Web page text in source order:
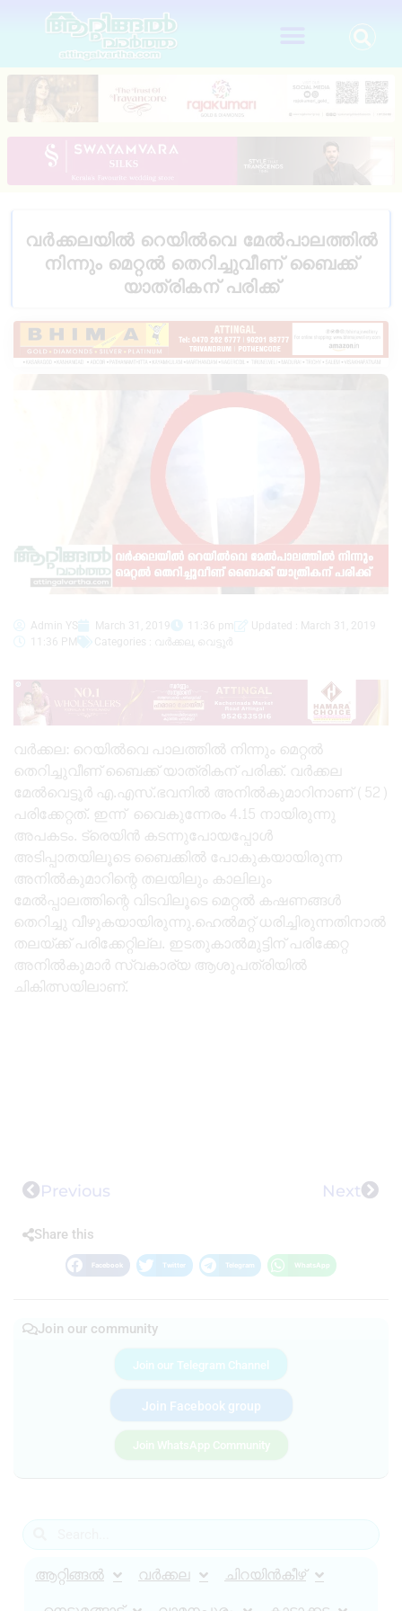
വർക്കലയിൽ റെയിൽവെ മേൽപാലത്തിൽ
നിന്നും മെറ്റൽ തെറിച്ചുവീണ് ബൈക്ക്
യാത്രികന് പരിക്ക്
Admin YS March 31, 2019 11:36 pm
Updated : March 31, 2019
11:36 PM
Categories : വർക്കല വെട്ടൂർ
വർക്കല: റെയിൽവെ പാലത്തിൽ നിന്നും മെറ്റൽ
തെറിച്ചുവീണ് ബൈക്ക് യാത്രികന് പരിക്ക്. വർക്കല
മേൽവെട്ടൂർ എ.എസ്.ഭവനിൽ അനിൽകുമാറിനാണ് (52)
പരിക്കേറ്റത്. ഇന്ന് വൈകുന്നേരം 4.15 നായിരുന്നു
അപകടം. ട്രെയിൻ കടന്നുപോയപ്പോൾ
അടിപ്പാതയിലൂടെ ബൈക്കിൽ പോകുകയായിരുന്ന
അനിൽകുമാറിന്റെ തലയിലും കാലിലും
മേൽപ്പാലത്തിന്റെ വിടവിലൂടെ മെറ്റൽ കഷണങ്ങൾ
തെറിച്ചു വീഴുകയായിരുന്നു.ഹെൽമറ്റ് ധരിച്ചിരുന്നതിനാൽ
തലയ്ക്ക് പരിക്കേറ്റില്ല. ഇടതുകാൽമുട്ടിന് പരിക്കേറ്റ
അനിൽകുമാർ സ്വകാര്യ ആശുപത്രിയിൽ
ചികിത്സയിലാണ്.
Previous Next
Share this
Facebook Twitter Telegram WhatsApp
Join our community
Join our Telegram Channel
Join Facebook group
Join WhatsApp Community
ആറ്റിങ്ങൽ വർക്കല ചിറയിൻകീഴ്